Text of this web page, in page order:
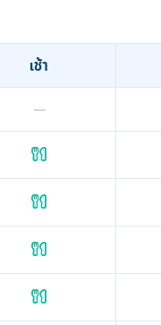
เช้า
—